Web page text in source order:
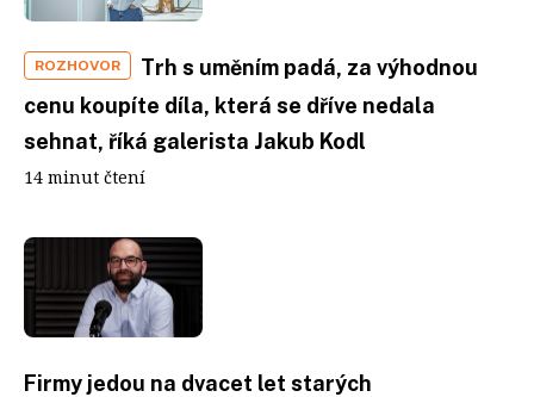
ROZHOVOR
Trh s uměním padá, za výhodnou
cenu koupíte díla, která se dříve nedala
sehnat, říká galerista Jakub Kodl
14 minut čtení
Firmy jedou na dvacet let starých